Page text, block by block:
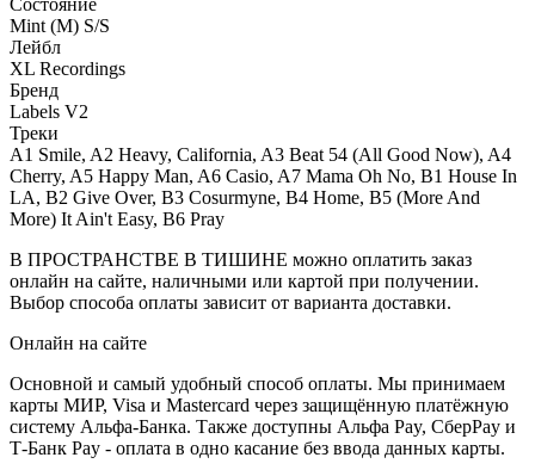
Mint (M) S/S
Лейбл
XL Recordings
Бренд
Labels V2
Треки
A1 Smile, A2 Heavy, California, A3 Beat 54 (All Good Now), A4
Cherry, A5 Happy Man, A6 Casio, A7 Mama Oh No, B1 House In
LA, B2 Give Over, B3 Cosurmyne, B4 Home, B5 (More And
More) It Ain't Easy, B6 Pray
В ПРОСТРАНСТВЕ В ТИШИНЕ можно оплатить заказ
онлайн на сайте, наличными или картой при получении.
Выбор способа оплаты зависит от варианта доставки.
Онлайн на сайте
Основной и самый удобный способ оплаты. Мы принимаем
карты МИР, Visa и Mastercard через защищённую платёжную
систему Альфа-Банка. Также доступны Альфа Pay, СберPay и
Т-Банк Pay - оплата в одно касание без ввода данных карты.